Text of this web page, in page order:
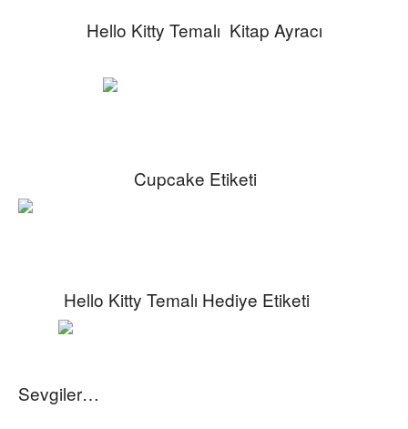
Hello Kitty Temalı Kitap Ayracı
Cupcake Etiketi
Hello Kitty Temalı Hediye Etiketi
Sevgiler…